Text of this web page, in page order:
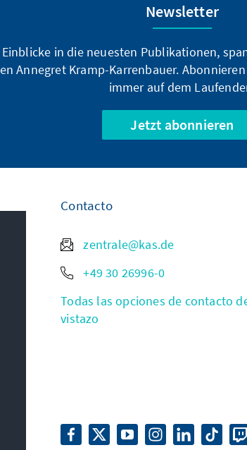
Newsletter
in die neuesten Publikationen,
Annegret Kramp-Karrenbauer.
immer auf dem
Jetzt abonnieren
Contacto
zentrale@kas.de
+49 30 26996-0
Todas las opciones de contacto
vistazo